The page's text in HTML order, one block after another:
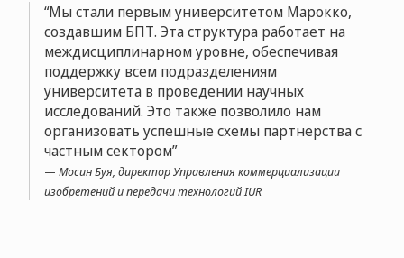
Мы стали первым университетом Марокко,
создавшим БПТ. Эта структура работает на
междисциплинарном уровне, обеспечивая
поддержку всем подразделениям
университета в проведении научных
исследований. Это также позволило нам
организовать успешные схемы партнерства с
частным сектором
Мосин Буя, директор Управления коммерциализации
изобретений и передачи технологий IUR